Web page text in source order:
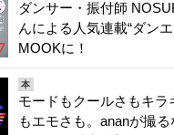
ダンサー・振付師
んによる人気連載“ダン
MOOKに！
本
モードもクールさもキラ
もエモさも。ananが撮る